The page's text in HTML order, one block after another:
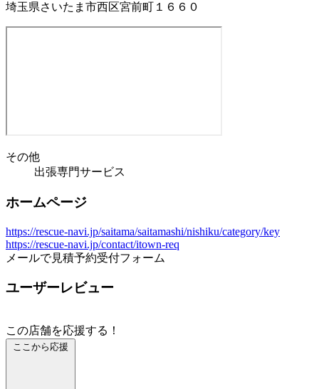
埼玉県さいたま市西区宮前町１６６０
その他
出張専門サービス
ホームページ
https://rescue-navi.jp/saitama/saitamashi/nishiku/category/key
https://rescue-navi.jp/contact/itown-req
メールで見積予約受付フォーム
ユーザーレビュー
この店舗を応援する！
ここから応援